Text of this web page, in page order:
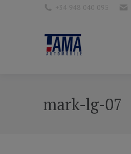
+34 948 040 095
mark-lg-07